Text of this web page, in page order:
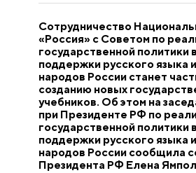
Сотрудничество
«Россия» с Советом по
государственной политики
поддержки русского языка
народов России станет
созданию новых
учебников. Об этом на
при Президенте РФ по
государственной политики
поддержки русского языка
народов России сообщила
Президента РФ Елена